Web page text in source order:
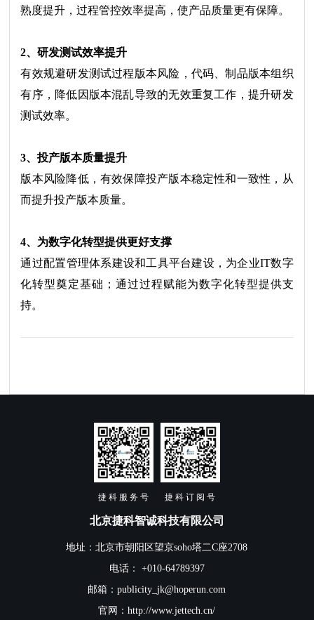
熟度提升，过程管控效率提高，使产品质量更有保障。
2、研发测试效率提升
有效规避研发测试过程版本风险，代码、制品版本组织
有序，降低因版本混乱导致的无效重复工作，提升研发
测试效率。
3、投产版本质量提升
版本风险降低，有效保障投产版本稳定性和一致性，从
而提升投产版本质量。
4、为数字化转型提供更好支撑
通过配置管理体系建设和工具平台建设，为企业IT数字
化转型奠定基础；通过过程赋能为数字化转型提供支
持。
捷 科 服 务 号 捷 科 订 阅 号
北京捷科智诚科技有限公司
地址：北京市朝阳区望京soho塔二C座2708
电话： +010-64789397
邮箱：publicity_jk@hoperun.com
官网：http://www.jettech.cn/